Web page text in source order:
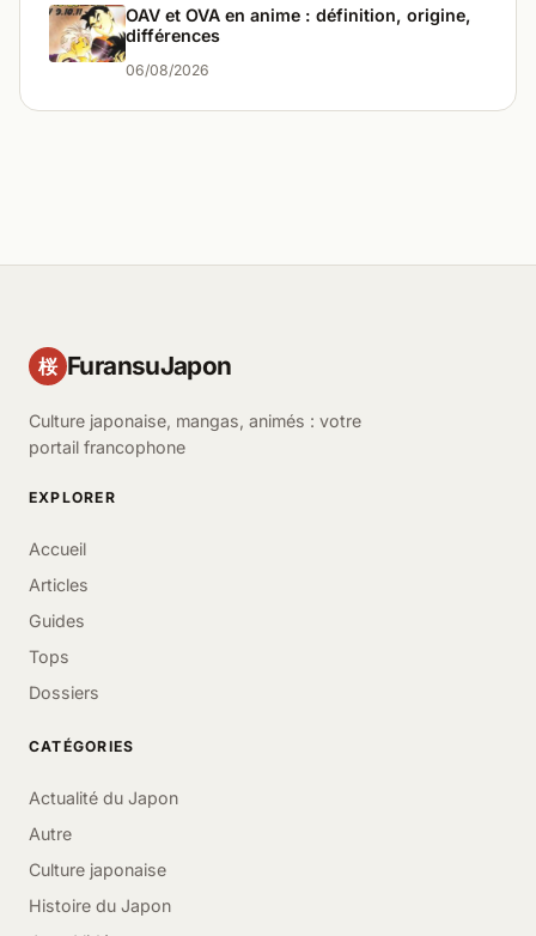
OAV et OVA en anime : définition, origine,
différences
06/08/2026
桜 FuransuJapon
Culture japonaise, mangas, animés : votre
portail francophone
EXPLORER
Accueil
Articles
Guides
Tops
Dossiers
CATÉGORIES
Actualité du Japon
Autre
Culture japonaise
Histoire du Japon